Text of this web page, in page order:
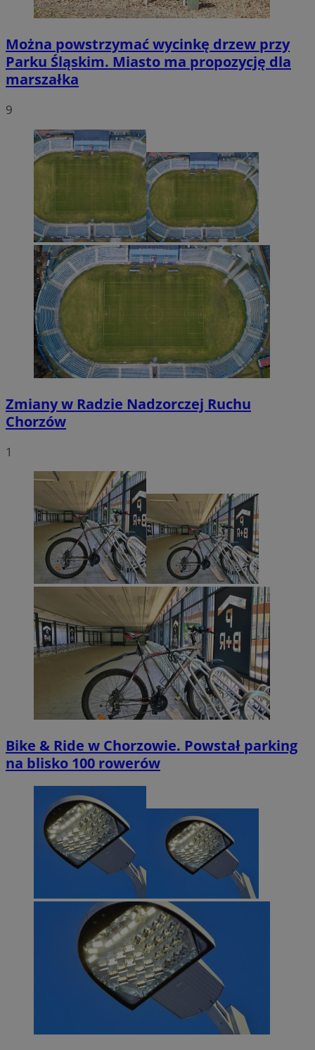
Można powstrzymać wycinkę drzew przy
Parku Śląskim. Miasto ma propozycję dla
marszałka
9
Zmiany w Radzie Nadzorczej Ruchu
Chorzów
1
Bike & Ride w Chorzowie. Powstał parking
na blisko 100 rowerów